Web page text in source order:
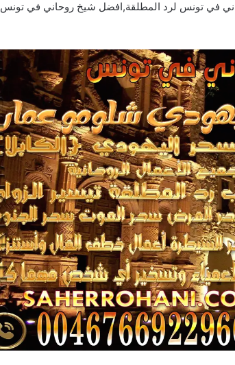
في تونس لرد المطلقة,افضل شيخ روحاني في تونس